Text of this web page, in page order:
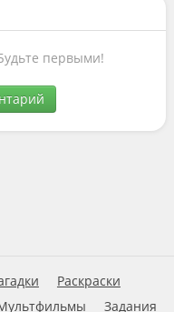
первыми!
Раскраски
Задания